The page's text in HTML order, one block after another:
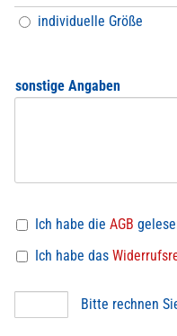
individuelle Größe
sonstige Angaben
Ich habe die AGB
Ich habe das
Bitte rechnen